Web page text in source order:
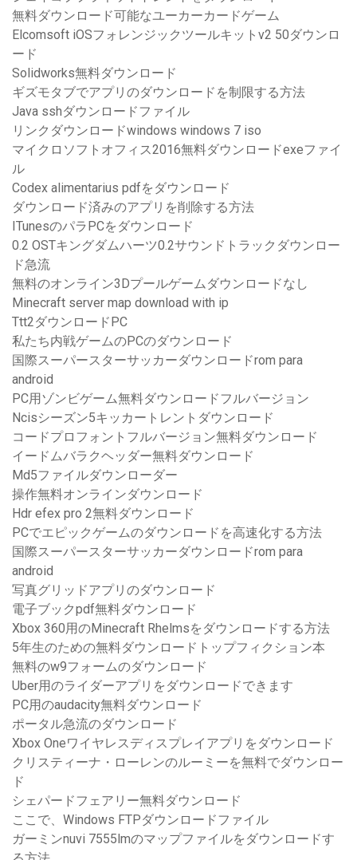
無料ダウンロード可能なユーカーカードゲーム
Elcomsoft iOSフォレンジックツールキットv2 50ダウンロ
ード
Solidworks無料ダウンロード
ギズモタブでアプリのダウンロードを制限する方法
Java sshダウンロードファイル
リンクダウンロードwindows windows 7 iso
マイクロソフトオフィス2016無料ダウンロードexeファイ
ル
Codex alimentarius pdfをダウンロード
ダウンロード済みのアプリを削除する方法
ITunesのパラPCをダウンロード
0.2 OSTキングダムハーツ0.2サウンドトラックダウンロー
ド急流
無料のオンライン3Dプールゲームダウンロードなし
Minecraft server map download with ip
Ttt2ダウンロードPC
私たち内戦ゲームのPCのダウンロード
国際スーパースターサッカーダウンロードrom para
android
PC用ゾンビゲーム無料ダウンロードフルバージョン
Ncisシーズン5キッカートレントダウンロード
コードプロフォントフルバージョン無料ダウンロード
イードムバラクヘッダー無料ダウンロード
Md5ファイルダウンローダー
操作無料オンラインダウンロード
Hdr efex pro 2無料ダウンロード
PCでエピックゲームのダウンロードを高速化する方法
国際スーパースターサッカーダウンロードrom para
android
写真グリッドアプリのダウンロード
電子ブックpdf無料ダウンロード
Xbox 360用のMinecraft Rhelmsをダウンロードする方法
5年生のための無料ダウンロードトップフィクション本
無料のw9フォームのダウンロード
Uber用のライダーアプリをダウンロードできます
PC用のaudacity無料ダウンロード
ポータル急流のダウンロード
Xbox Oneワイヤレスディスプレイアプリをダウンロード
クリスティーナ・ローレンのルーミーを無料でダウンロー
ド
シェパードフェアリー無料ダウンロード
ここで、Windows FTPダウンロードファイル
ガーミンnuvi 7555lmのマップファイルをダウンロードす